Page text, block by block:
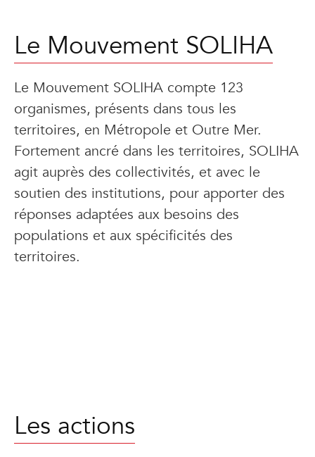
Le Mouvement SOLIHA
Le Mouvement SOLIHA compte 123
organismes, présents dans tous les
territoires, en Métropole et Outre Mer.
Fortement ancré dans les territoires, SOLIHA
agit auprès des collectivités, et avec le
soutien des institutions, pour apporter des
réponses adaptées aux besoins des
populations et aux spécificités des
territoires.
Les actions